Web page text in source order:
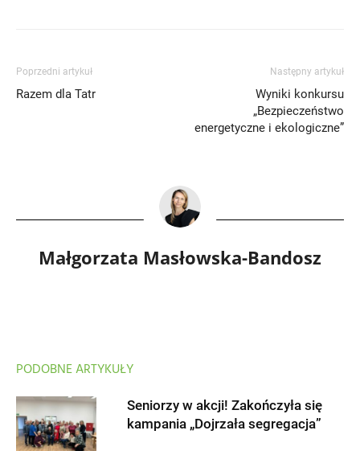
Poprzedni artykuł
Razem dla Tatr
Następny artykuł
Wyniki konkursu
„Bezpieczeństwo
energetyczne i ekologiczne”
Małgorzata Masłowska-Bandosz
PODOBNE ARTYKUŁY
Seniorzy w akcji! Zakończyła się
kampania „Dojrzała segregacja”